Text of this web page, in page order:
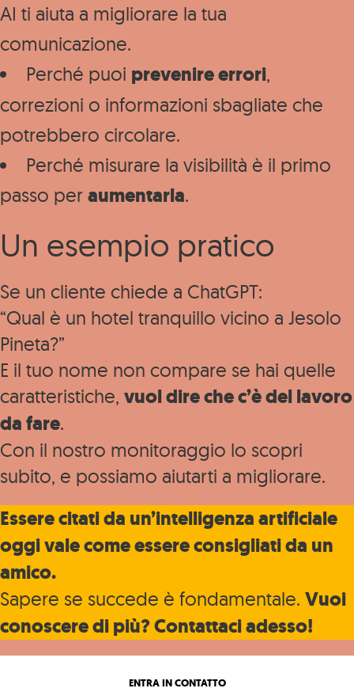
AI ti aiuta a migliorare la tua
comunicazione.
Perché puoi prevenire errori,
correzioni o informazioni sbagliate che
potrebbero circolare.
Perché misurare la visibilità è il primo
passo per aumentarla.
Un esempio pratico
Se un cliente chiede a ChatGPT:
“Qual è un hotel tranquillo vicino a Jesolo
Pineta?”
E il tuo nome non compare se hai quelle
caratteristiche, vuol dire che c’è del lavoro
da fare.
Con il nostro monitoraggio lo scopri
subito, e possiamo aiutarti a migliorare.
Essere citati da un’intelligenza artificiale
oggi vale come essere consigliati da un
amico.
Sapere se succede è fondamentale. Vuoi
conoscere di più? Contattaci adesso!
ENTRA IN CONTATTO